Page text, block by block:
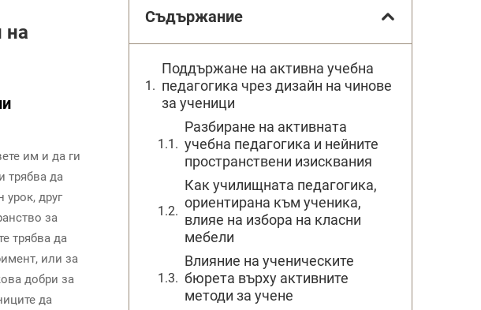
на
им и да ги
трябва да
друг
за
трябва да
или за
добри за
да
Съдържание
Поддържане на активна учебна
педагогика чрез дизайн на чинове
за ученици
Разбиране на активната
учебна педагогика и нейните
пространствени изисквания
Как училищната педагогика,
ориентирана към ученика,
влияе на избора на класни
мебели
Влияние на ученическите
бюрета върху активните
методи за учене